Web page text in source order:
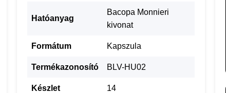
Hatóanyag
Bacopa Monnieri
kivonat
Formátum Kapszula
Termékazonosító BLV-HU02
Készlet 14